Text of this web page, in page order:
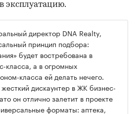
эксплуатацию.
директор DNA Realty,
принцип подбора:
будет востребована в
класса, а в огромных
класса ей делать нечего.
дискаунтер в ЖК бизнес-
он отлично залетит в проекте
форматы: аптека,